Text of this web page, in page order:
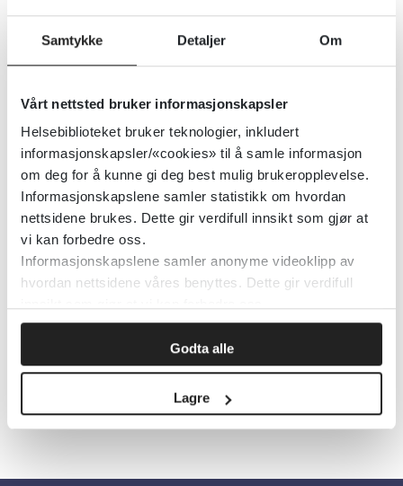
Samtykke Detaljer Om
Vårt nettsted bruker informasjonskapsler
Helsebiblioteket bruker teknologier, inkludert
informasjonskapsler/«cookies» til å samle informasjon
om deg for å kunne gi deg best mulig brukeropplevelse.
Informasjonskapslene samler statistikk om hvordan
nettsidene brukes. Dette gir verdifull innsikt som gjør at
vi kan forbedre oss.
Informasjonskapslene samler anonyme videoklipp av
hvordan nettsidene våres benyttes. Dette gir verdifull
Godta alle
Lagre
Practice
UpToDate. Lengre ned finner
du kunnskapsoversikter fra blant annet
enkeltstudier befinner seg nederst i
pyramidehierarkiet. Tanken er at du skal
basere kliniske beslutninger på så
oppsummert kunnskap som mulig, og
pyramidesøket er derfor et godt sted å
starte jakten på svar på spørsmål som
handler om behandling, diagnose eller
prognose.
Skriv ut